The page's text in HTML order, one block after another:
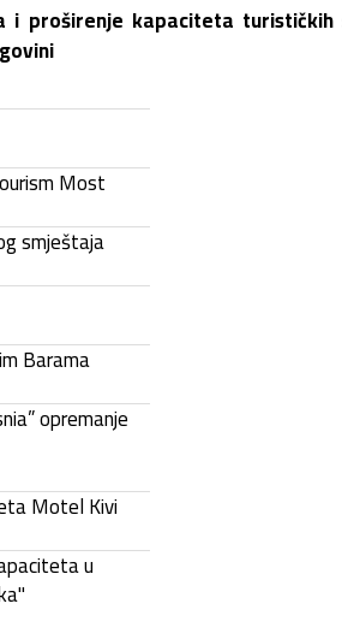
proširenje kapaciteta turističkih
Most
smještaja
Barama
opremanje
Motel Kivi
u